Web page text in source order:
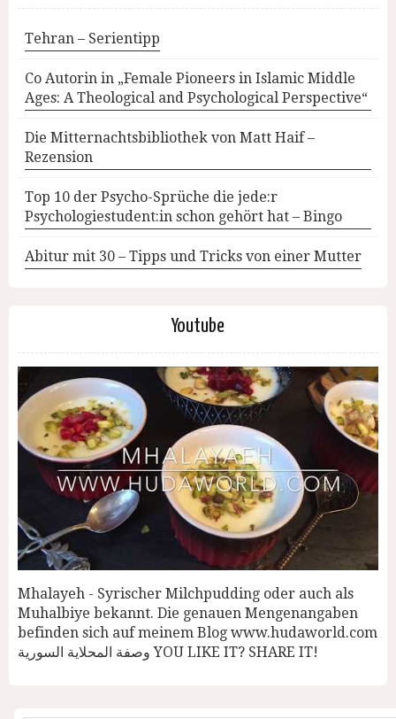
Tehran – Serientipp
Co Autorin in „Female Pioneers in Islamic Middle
Ages: A Theological and Psychological Perspective“
Die Mitternachtsbibliothek von Matt Haif –
Rezension
Top 10 der Psycho-Sprüche die jede:r
Psychologiestudent:in schon gehört hat – Bingo
Abitur mit 30 – Tipps und Tricks von einer Mutter
Youtube
Mhalayeh - Syrischer Milchpudding oder auch als
Muhalbiye bekannt. Die genauen Mengenangaben
befinden sich auf meinem Blog www.hudaworld.com
وصفة المحلاية السورية YOU LIKE IT? SHARE IT!